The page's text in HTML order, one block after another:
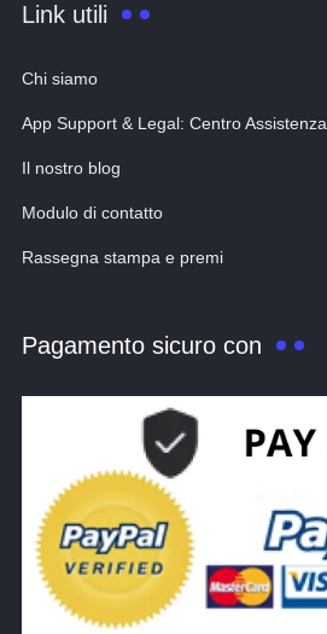
Link utili
Chi siamo
App Support & Legal: Centro Assistenza
Il nostro blog
Modulo di contatto
Rassegna stampa e premi
Pagamento sicuro con